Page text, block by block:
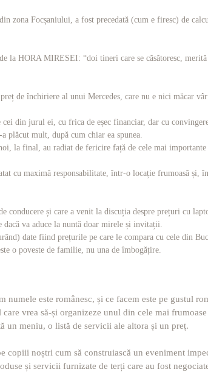
Focșaniului, a fost precedată (cum e firesc) de
la HORA MIRESEI: “doi tineri care se căsătoresc,
de închiriere al unui Mercedes, care nu e nici măcar
din jurul ei, cu frica de eșec financiar, dar cu
plăcut mult, după cum chiar ea spunea.
la final, au radiat de fericire față de cele mai importante
cu maximă responsabilitate, într-o locație frumoasă
și care a venit la discuția despre prețuri cu
dacă va aduce la nuntă doar mirele și invitații.
date fiind prețurile pe care le compara cu cele din
o poveste de familie, nu una de îmbogățire.
este românesc, și ce facem este pe gustul
vrea să-și organizeze unul din cele mai
un meniu, o listă de servicii ale altora și un preț.
noștri cum să construiască un eveniment
și servicii furnizate de terți care au fost